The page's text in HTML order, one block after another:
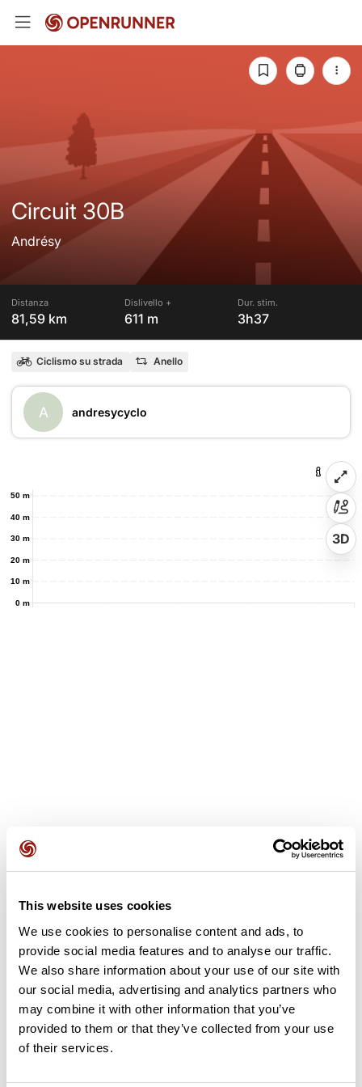
This website uses cookies
We use cookies to personalise content and ads, to
provide social media features and to analyse our traffic.
We also share information about your use of our site with
our social media, advertising and analytics partners who
may combine it with other information that you’ve
provided to them or that they’ve collected from your use
of their services.
Circuit 30B
Andrésy
Distanza
81,59 km
Dislivello +
611 m
Dur. stim.
3h37
Ciclismo su strada Anello
A andresycyclo
0 m
10 m
20 m
30 m
40 m
50 m
3D
L'hai già effettuato? Sii il primo a inviare una recensione!
Aggiungi una recensione
Riepilogo